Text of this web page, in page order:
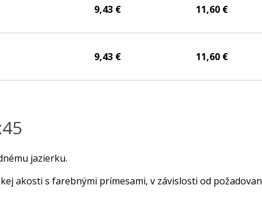
9,43 € 11,60 €
9,43 € 11,60 €
jazierku.
akosti s farebnými prímesami, v závislosti od